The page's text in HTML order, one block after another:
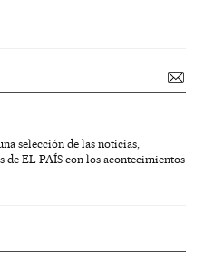
selección de las noticias,
de EL PAÍS con los acontecimientos